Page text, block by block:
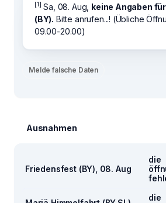
[1] Sa, 08. Aug, keine Angaben
(BY). Bitte anrufen...! (Übliche
09.00-20.00)
Melde falsche Daten
Ausnahmen
Friedensfest (BY), 08. Aug
die
die